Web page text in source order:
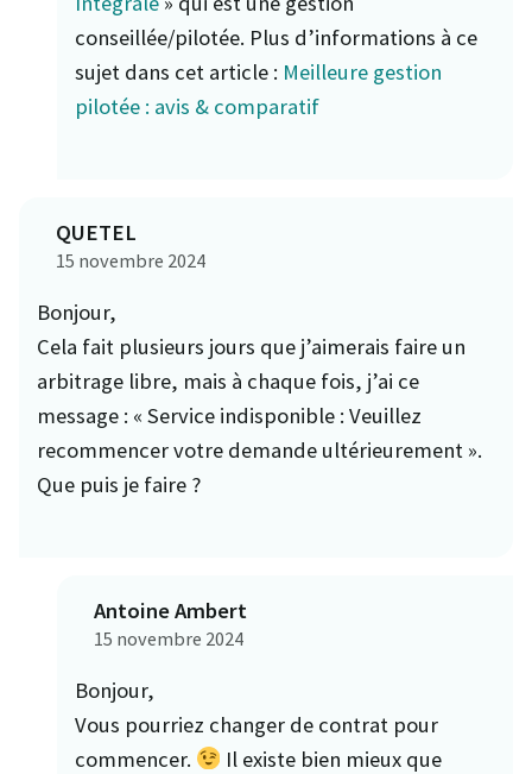
conseillée/pilotée. Plus d’informations à ce
sujet dans cet article : Meilleure gestion
pilotée : avis & comparatif
QUETEL
15 novembre 2024
Bonjour,
Cela fait plusieurs jours que j’aimerais faire un
arbitrage libre, mais à chaque fois, j’ai ce
message : « Service indisponible : Veuillez
recommencer votre demande ultérieurement ».
Que puis je faire ?
Antoine Ambert
15 novembre 2024
Bonjour,
Vous pourriez changer de contrat pour
commencer.
Il existe bien mieux que